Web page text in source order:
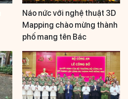
Náo nức với nghệ thuật 3D
Mapping chào mừng thành
phố mang tên Bác